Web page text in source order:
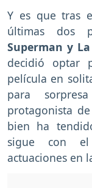
Y es que tras
últimas dos
Superman y
decidió optar
película en
para
protagonista
bien ha
sigue con el
actuaciones en